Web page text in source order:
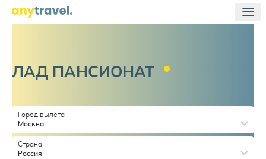
ЛАД ПАНСИОНАТ
Город вылета
Москва
Страна
Россия